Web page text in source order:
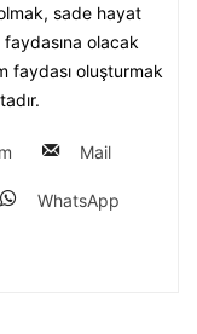
sade hayat
olacak
faydası oluşturmak
Mail
WhatsApp